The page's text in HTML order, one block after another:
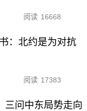
阅读 16668
：北约是为对抗
阅读 17383
三问中东局势走向